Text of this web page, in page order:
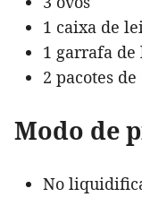
1 caixa de
1 garrafa de
2 pacotes
Modo de
No